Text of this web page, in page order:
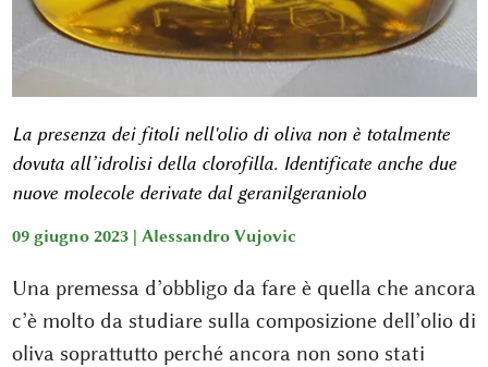
La presenza dei fitoli nell'olio di oliva non è totalmente
dovuta all’idrolisi della clorofilla. Identificate anche due
nuove molecole derivate dal geranilgeraniolo
09 giugno 2023 | Alessandro Vujovic
Una premessa d’obbligo da fare è quella che ancora
c’è molto da studiare sulla composizione dell’olio di
oliva soprattutto perché ancora non sono stati